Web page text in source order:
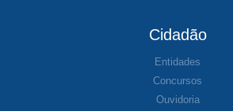
Cidadão
Entidades
Concursos
Ouvidoria